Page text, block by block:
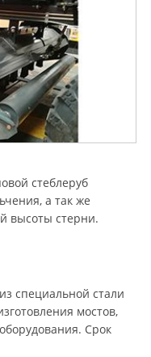
стеблеруб
а так же
высоты стерни.
специальной стали
мостов,
Срок